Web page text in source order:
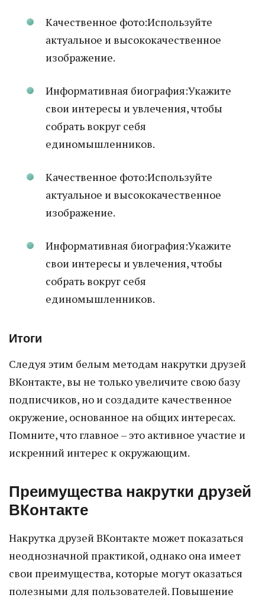
Качественное фото:Используйте
актуальное и высококачественное
изображение.
Информативная биография:Укажите
свои интересы и увлечения, чтобы
собрать вокруг себя
единомышленников.
Качественное фото:Используйте
актуальное и высококачественное
изображение.
Информативная биография:Укажите
свои интересы и увлечения, чтобы
собрать вокруг себя
единомышленников.
Итоги
Следуя этим белым методам накрутки друзей
ВКонтакте, вы не только увеличите свою базу
подписчиков, но и создадите качественное
окружение, основанное на общих интересах.
Помните, что главное – это активное участие и
искренний интерес к окружающим.
Преимущества накрутки друзей
ВКонтакте
Накрутка друзей ВКонтакте может показаться
неоднозначной практикой, однако она имеет
свои преимущества, которые могут оказаться
полезными для пользователей. Повышение